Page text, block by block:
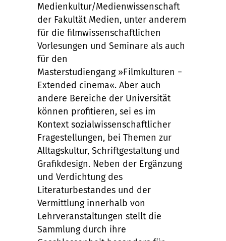
Medienkultur/Medienwissenschaft
der Fakultät Medien, unter anderem
für die filmwissenschaftlichen
Vorlesungen und Seminare als auch
für den
Masterstudiengang »Filmkulturen −
Extended cinema«. Aber auch
andere Bereiche der Universität
können profitieren, sei es im
Kontext sozialwissenschaftlicher
Fragestellungen, bei Themen zur
Alltagskultur, Schriftgestaltung und
Grafikdesign. Neben der Ergänzung
und Verdichtung des
Literaturbestandes und der
Vermittlung innerhalb von
Lehrveranstaltungen stellt die
Sammlung durch ihre